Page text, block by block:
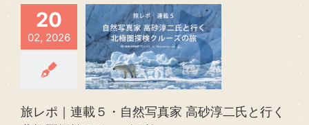
20
02, 2026
旅レポ｜連載５・自然写真家 高砂淳二氏と行く